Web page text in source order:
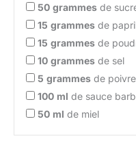
50 grammes de
15 grammes de
15 grammes de
10 grammes de sel
5 grammes de
100 ml de sauce
50 ml de miel